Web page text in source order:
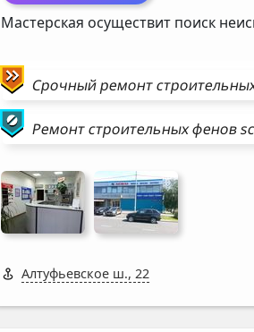
Мастерская осуществит поиск
Срочный ремонт
Ремонтстроительных фенов
Алтуфьевское ш., 22